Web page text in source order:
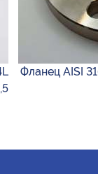
Фланец AISI